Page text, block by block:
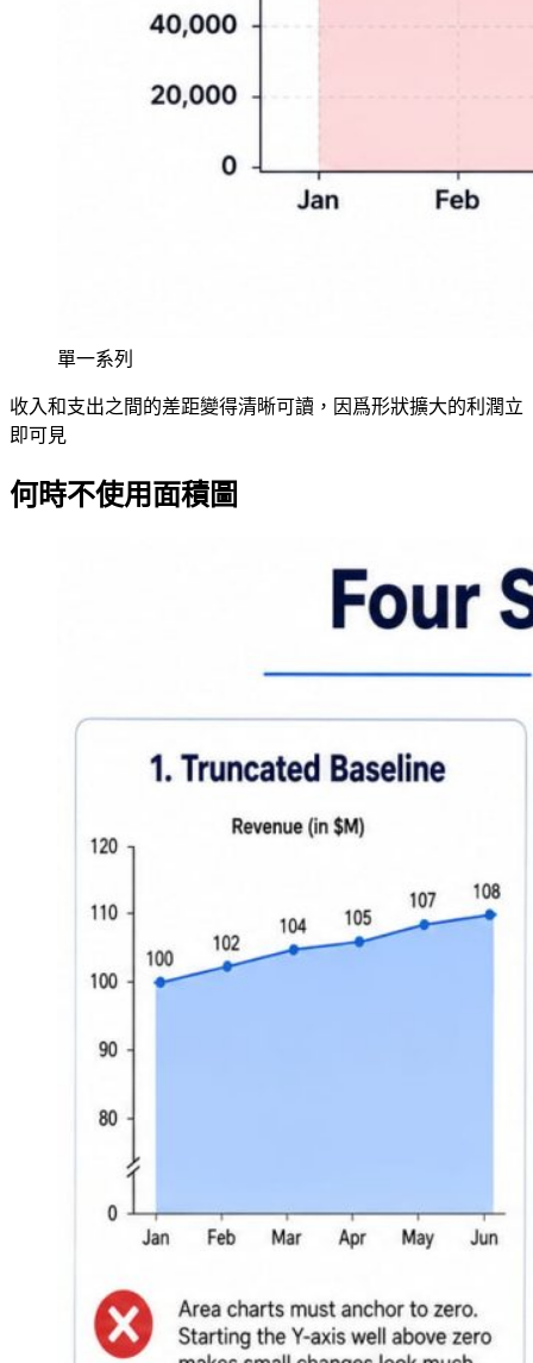
單一系列
收入和支出之間的差距變得清晰可讀，因爲形狀擴大的利潤立
即可見
何時不使用面積圖